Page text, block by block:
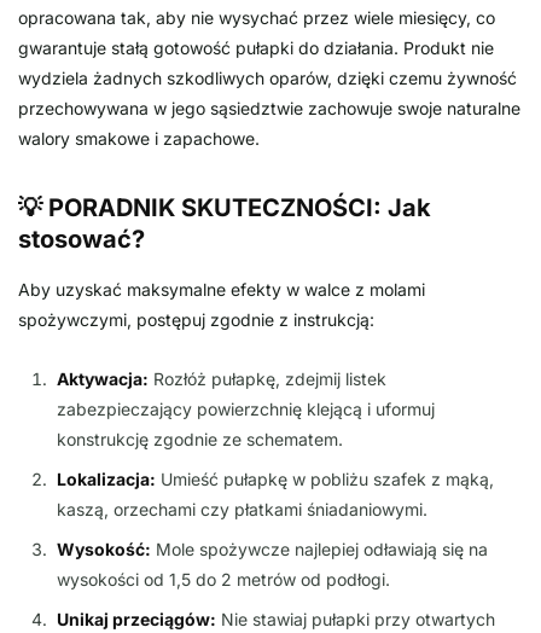
opracowana tak, aby nie wysychać przez wiele miesięcy, co
gwarantuje stałą gotowość pułapki do działania. Produkt nie
wydziela żadnych szkodliwych oparów, dzięki czemu żywność
przechowywana w jego sąsiedztwie zachowuje swoje naturalne
walory smakowe i zapachowe.
💡 PORADNIK SKUTECZNOŚCI: Jak
stosować?
Aby uzyskać maksymalne efekty w walce z molami
spożywczymi, postępuj zgodnie z instrukcją:
Aktywacja: Rozłóż pułapkę, zdejmij listek
zabezpieczający powierzchnię klejącą i uformuj
konstrukcję zgodnie ze schematem.
Lokalizacja: Umieść pułapkę w pobliżu szafek z mąką,
kaszą, orzechami czy płatkami śniadaniowymi.
Wysokość: Mole spożywcze najlepiej odławiają się na
wysokości od 1,5 do 2 metrów od podłogi.
Unikaj przeciągów: Nie stawiaj pułapki przy otwartych